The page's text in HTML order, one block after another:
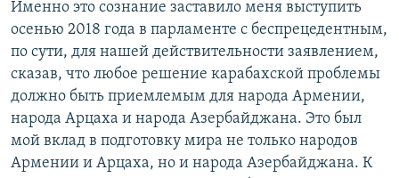
Именно это сознание заставило меня выступить
осенью 2018 года в парламенте с беспрецедентным,
по сути, для нашей действительности заявлением,
сказав, что любое решение карабахской проблемы
должно быть приемлемым для народа Армении,
народа Арцаха и народа Азербайджана. Это был
мой вклад в подготовку мира не только народов
Армении и Арцаха, но и народа Азербайджана. К